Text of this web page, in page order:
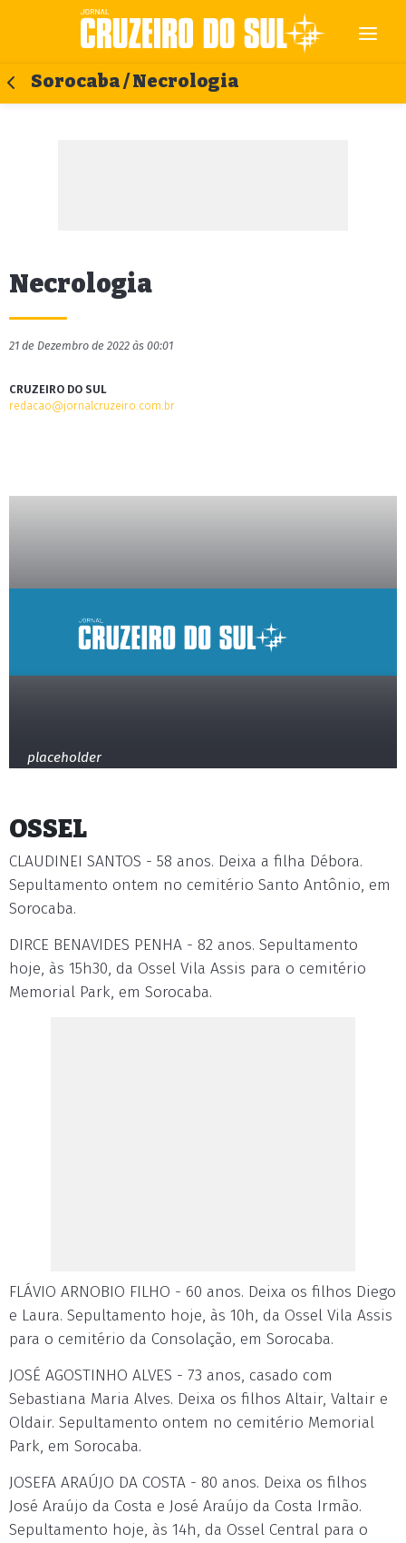
Sorocaba / Necrologia
Necrologia
21 de Dezembro de 2022 às 00:01
CRUZEIRO DO SUL
redacao@jornalcruzeiro.com.br
placeholder
OSSEL
CLAUDINEI SANTOS - 58 anos. Deixa a filha Débora.
Sepultamento ontem no cemitério Santo Antônio, em
Sorocaba.
DIRCE BENAVIDES PENHA - 82 anos. Sepultamento
hoje, às 15h30, da Ossel Vila Assis para o cemitério
Memorial Park, em Sorocaba.
FLÁVIO ARNOBIO FILHO - 60 anos. Deixa os filhos Diego
e Laura. Sepultamento hoje, às 10h, da Ossel Vila Assis
para o cemitério da Consolação, em Sorocaba.
JOSÉ AGOSTINHO ALVES - 73 anos, casado com
Sebastiana Maria Alves. Deixa os filhos Altair, Valtair e
Oldair. Sepultamento ontem no cemitério Memorial
Park, em Sorocaba.
JOSEFA ARAÚJO DA COSTA - 80 anos. Deixa os filhos
José Araújo da Costa e José Araújo da Costa Irmão.
Sepultamento hoje, às 14h, da Ossel Central para o